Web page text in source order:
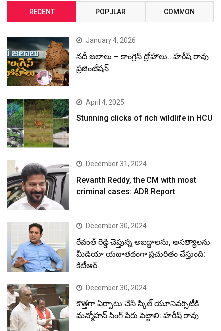
RECENT POPULAR COMMON
January 4, 2026
నదీ జలాలు – కాంగ్రెస్ ద్రోహాలు.. హరీష్ రావు
ప్రజెంటేషన్
April 4, 2025
Stunning clicks of rich wildlife in HCU
December 31, 2024
Revanth Reddy, the CM with most
criminal cases: ADR Report
December 30, 2024
రేవంత్ రెడ్డి చెప్తున్న అబద్ధాలను, అసత్యాలను
మీడియా యథాతథంగా ప్రచురితం చేస్తుంది:
కేటీఆర్
December 30, 2024
కొత్తగా ఏర్పాటు చేసే స్కిల్ యూనివర్సిటీకి
మన్మోహన్ సింగ్ పేరు పెట్టాలి: హరీష్ రావు